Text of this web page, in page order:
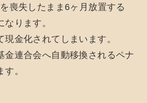
喪失したまま6ヶ月放置する
ります。
金化されてしまいます。
金連合会へ自動移換されるペナ
。